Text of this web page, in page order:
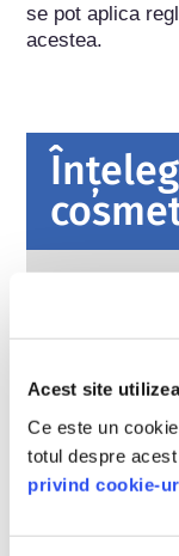
Acest site
Ce este un
totul despre
privind cookie-
se pot aplica
acestea.
Legile stricte
Europeană
Companiile,
de
păstra
citiți mai multe
Ce ar trebui
endocrini?
produsele